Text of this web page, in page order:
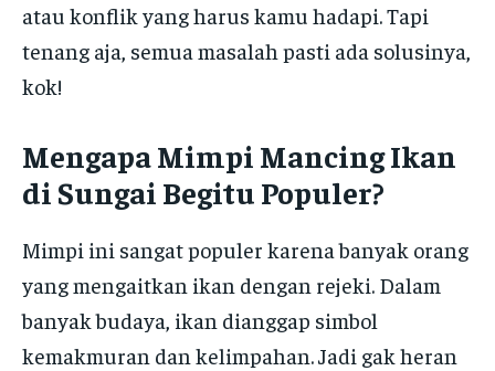
atau konflik yang harus kamu hadapi. Tapi
tenang aja, semua masalah pasti ada solusinya,
kok!
Mengapa Mimpi Mancing Ikan
di Sungai Begitu Populer?
Mimpi ini sangat populer karena banyak orang
yang mengaitkan ikan dengan rejeki. Dalam
banyak budaya, ikan dianggap simbol
kemakmuran dan kelimpahan. Jadi gak heran